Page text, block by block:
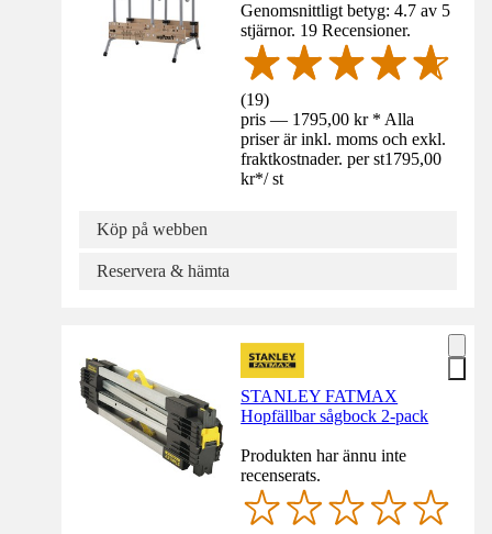
Genomsnittligt betyg: 4.7 av 5
stjärnor. 19 Recensioner.
(19)
pris — 1795,00 kr * Alla
priser är inkl. moms och exkl.
fraktkostnader. per st1795,00
kr*/ st
Köp på webben
Reservera & hämta
STANLEY FATMAX
Hopfällbar sågbock 2-pack
Produkten har ännu inte
recenserats.